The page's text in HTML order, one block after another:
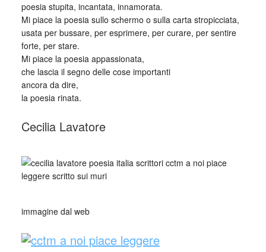
poesia stupita, incantata, innamorata.
Mi piace la poesia sullo schermo o sulla carta stropicciata,
usata per bussare, per esprimere, per curare, per sentire
forte, per stare.
Mi piace la poesia appassionata,
che lascia il segno delle cose importanti
ancora da dire,
la poesia rinata.
Cecilia Lavatore
immagine dal web